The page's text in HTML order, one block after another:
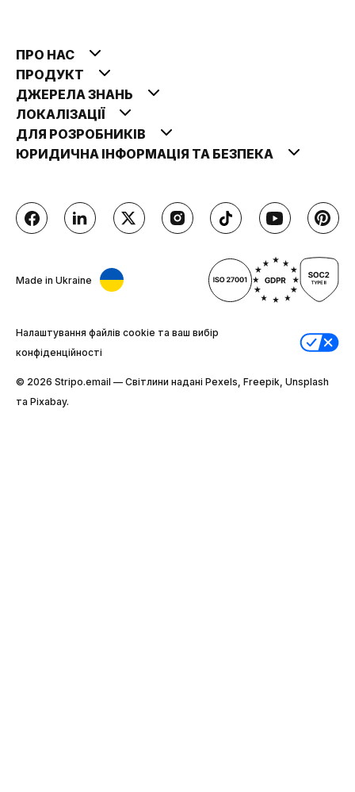
ПРО НАС
ПРОДУКТ
ДЖЕРЕЛА ЗНАНЬ
ЛОКАЛІЗАЦІЇ
ДЛЯ РОЗРОБНИКІВ
ЮРИДИЧНА ІНФОРМАЦІЯ ТА БЕЗПЕКА
Made in Ukraine
Налаштування файлів cookie та ваш вибір
конфіденційності
© 2026 Stripо.email — Світлини надані Pexels, Freepik, Unsplash
та Pixabay.